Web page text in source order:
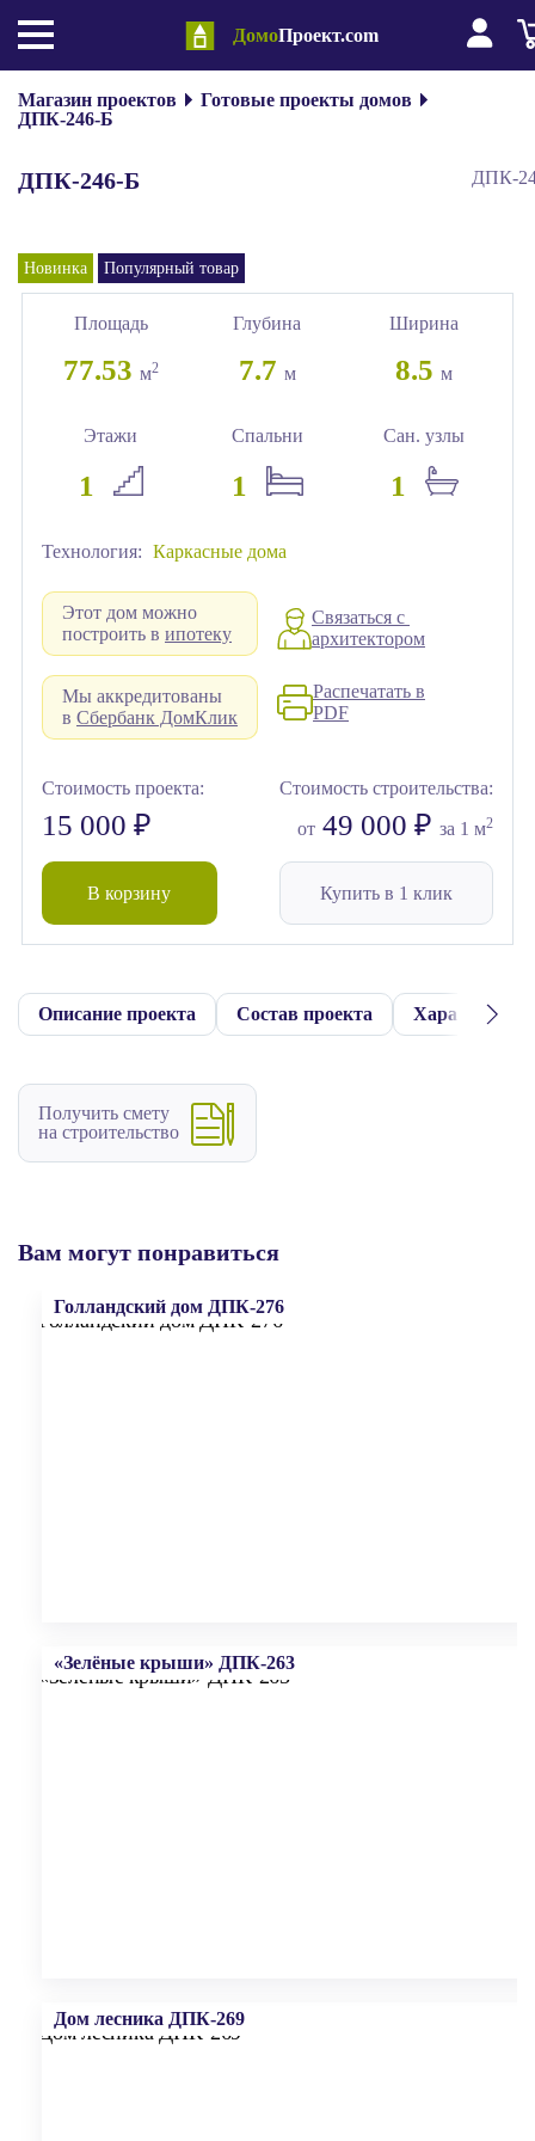
ДомоПроект.com
Магазин проектов
Готовые проекты домов
ДПК-246-Б
ДПК-246-Б ДПК-
Новинка Популярный товар
Площадь
77.53 м2
Глубина
7.7 м
Ширина
8.5м
Этажи
1
Спальни
1
Сан. узлы
1
Технология: Каркасные дома
Этот дом можно
построить в ипотеку
Мы аккредитованы
в Сбербанк ДомКлик
Связаться с
архитектором
Распечатать в
PDF
Стоимость проекта:
15 000 ₽
В корзину
Стоимость строительства:
от 49 000 ₽ за 1 м2
Купить в 1 клик
Описание проекта Состав проекта
Получить смету
на строительство
Вам могут понравиться
Голландский дом ДПК-276
«Зелёные крыши» ДПК-263
Дом лесника ДПК-269